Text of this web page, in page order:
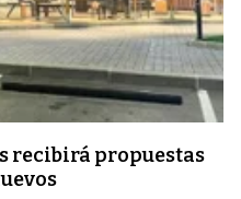
recibirá propuestas